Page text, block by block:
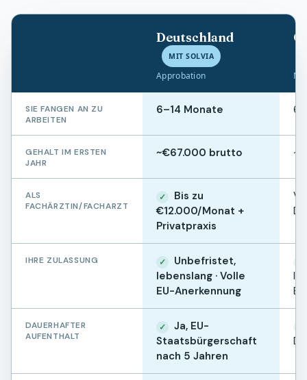
Deutschland
MIT SOLVIA
Approbation
SIE FANGEN AN ZU
ARBEITEN
6–14 Monate
GEHALT IM ERSTEN
JAHR
~€67.000 brutto
ALS
FACHÄRZTIN/FACHARZT
✓
Bis zu
€12.000/Monat +
Privatpraxis
IHRE ZULASSUNG ✓
Unbefristet,
lebenslang · Volle
EU-Anerkennung
DAUERHAFTER
AUFENTHALT
✓
Ja, EU-
Staatsbürgerschaft
nach 5 Jahren